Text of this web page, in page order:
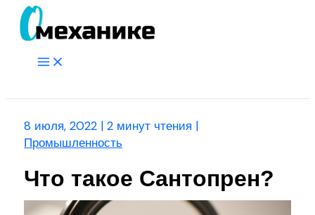
Перейти
Main
8 июля, 2022 |2 минут чтения |
Промышленность
Что такое Сантопрен?